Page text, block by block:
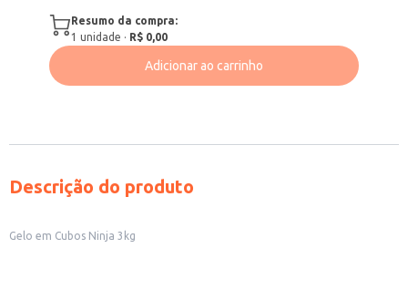
Resumo da compra:
1 unidade · R$ 0,00
Adicionar ao carrinho
Descrição do produto
Gelo em Cubos Ninja 3kg